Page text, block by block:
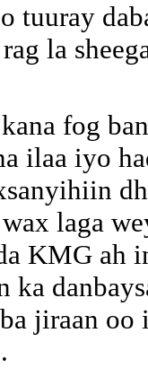
tuuray
la
fog
ilaa iyo
laga
KMG ah
ka
jiraan oo